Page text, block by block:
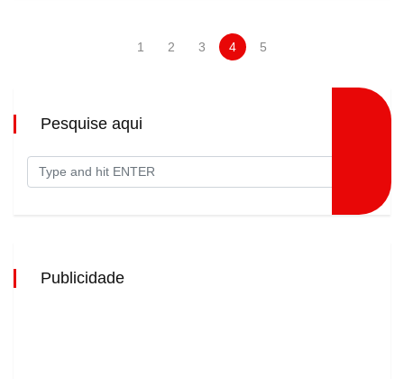
1 2 3 4 5
Pesquise aqui
Publicidade